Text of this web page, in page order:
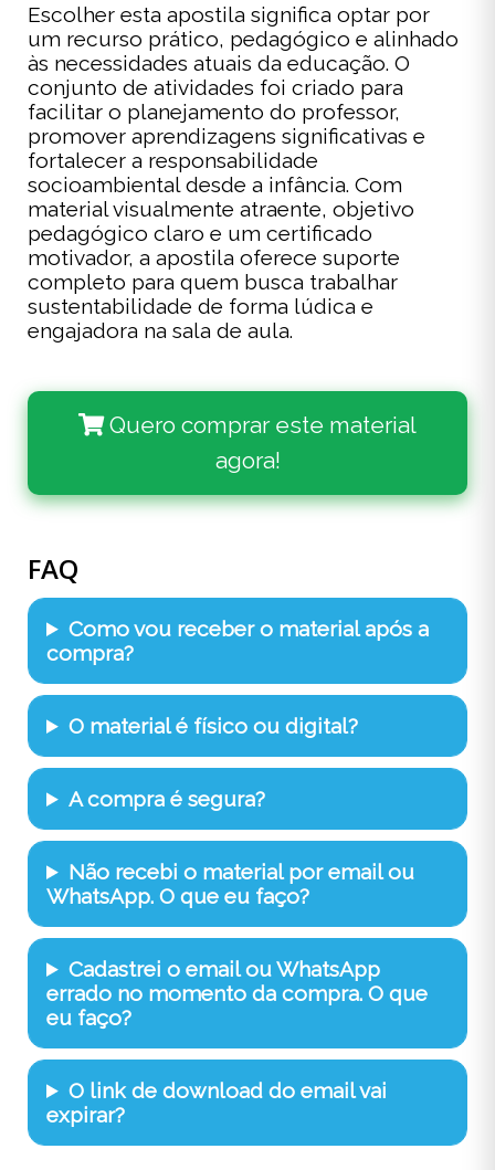
Escolher esta apostila significa optar por
um recurso prático, pedagógico e alinhado
às necessidades atuais da educação. O
conjunto de atividades foi criado para
facilitar o planejamento do professor,
promover aprendizagens significativas e
fortalecer a responsabilidade
socioambiental desde a infância. Com
material visualmente atraente, objetivo
pedagógico claro e um certificado
motivador, a apostila oferece suporte
completo para quem busca trabalhar
sustentabilidade de forma lúdica e
engajadora na sala de aula.
Quero comprar este material
agora!
FAQ
Como vou receber o material após a
compra?
O material é físico ou digital?
A compra é segura?
Não recebi o material por email ou
WhatsApp. O que eu faço?
Cadastrei o email ou WhatsApp
errado no momento da compra. O que
eu faço?
O link de download do email vai
expirar?